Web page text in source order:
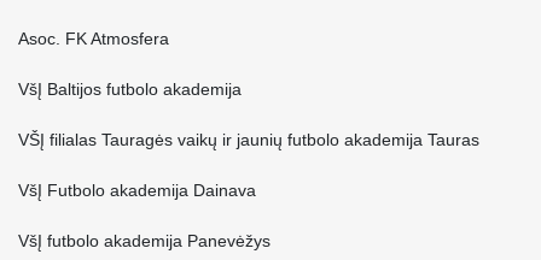
Asoc. FK Atmosfera
VšĮ Baltijos futbolo akademija
VŠĮ filialas Tauragės vaikų ir jaunių futbolo akademija Tauras
VšĮ Futbolo akademija Dainava
VšĮ futbolo akademija Panevėžys